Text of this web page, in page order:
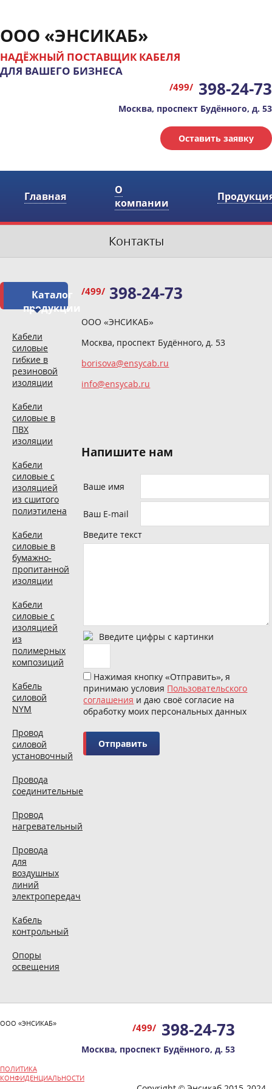
ООО «ЭНСИКАБ»
НАДЁЖНЫЙ ПОСТАВЩИК КАБЕЛЯ
ДЛЯ ВАШЕГО БИЗНЕСА
/499/ 398-24-73
Москва, проспект Будённого, д. 53
Оставить заявку
Главная
О
компании
Контакты
/499/ 398-24-73
ООО «ЭНСИКАБ»
Москва, проспект Будённого, д. 53
borisova@ensycab.ru
info@ensycab.ru
Напишите нам
Ваше имя
Ваш E-mail
Введите текст
Введите цифры с картинки
Нажимая кнопку «Отправить», я
принимаю условия Пользовательского
соглашения и даю своё согласие на
обработку моих персональных данных
Каталог
продукции
Кабели
силовые
гибкие в
резиновой
изоляции
Кабели
силовые в
ПВХ
изоляции
Кабели
силовые с
изоляцией
из сшитого
полиэтилена
Кабели
силовые в
бумажно-
пропитанной
изоляции
Кабели
силовые с
изоляцией
из
полимерных
композиций
Кабель
силовой
NYM
Провод
силовой
установочный
Провода
соединительные
Провод
нагревательный
Провода
для
воздушных
линий
электропередач
Кабель
контрольный
Опоры
освещения
ООО «ЭНСИКАБ»
ПОЛИТИКА
КОНФИДЕНЦИАЛЬНОСТИ
/499/ 398-24-73
Москва, проспект Будённого, д. 53